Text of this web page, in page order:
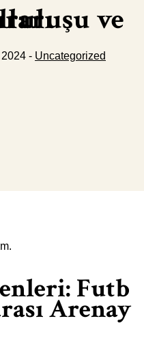
İlk Yılları
- Uncategorized
Futb
Arenay